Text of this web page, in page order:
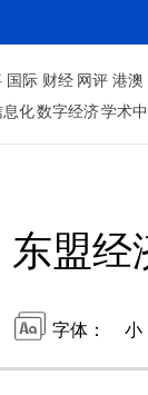
国际 财经 网评 港澳
息化数字经济学术中
东盟
字体： 小